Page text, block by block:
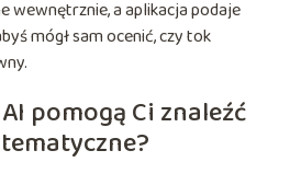
wewnętrznie, a aplikacja podaje
mógł sam ocenić, czy tok
pomogą Ci znaleźć